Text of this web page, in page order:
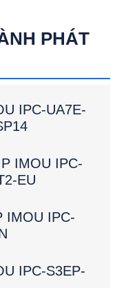
PHÁT
IPC-UA7E-
IMOU IPC-
EU
IMOU IPC-
IPC-S3EP-